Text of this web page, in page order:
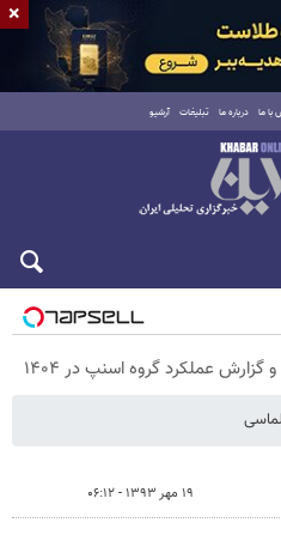
با ما درباره ما تبلیغات آرشیو
عملکرد گروه اسنپ در ۱۴۰۴
۱۹ مهر ۱۳۹۳ - ۰۶:۱۲
×